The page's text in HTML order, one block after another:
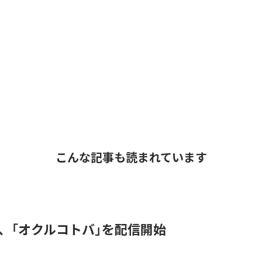
こんな記事も読まれています
「オクルコトバ」を配信開始